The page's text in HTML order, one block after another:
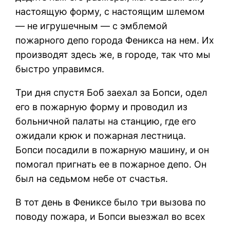
настоящую форму, с настоящим шлемом
— не игрушечным — с эмблемой
пожарного депо города Феникса на нем. Их
производят здесь же, в городе, так что мы
быстро управимся.
Три дня спустя Боб заехал за Бопси, одел
его в пожарную форму и проводил из
больничной палаты на станцию, где его
ожидали крюк и пожарная лестница.
Бопси посадили в пожарную машину, и он
помогал пригнать ее в пожарное депо. Он
был на седьмом небе от счастья.
В тот день в Фениксе было три вызова по
поводу пожара, и Бопси выезжал во всех